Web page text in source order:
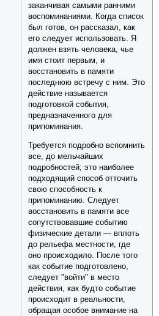
заканчивая самыми ранними
воспоминаниями. Когда список
был готов, он рассказал, как
его следует использовать. Я
должен взять человека, чье
имя стоит первым, и
восстановить в памяти
последнюю встречу с ним. Это
действие называется
подготовкой события,
предназначенного для
припоминания.
Требуется подробно вспомнить
все, до мельчайших
подробностей; это наиболее
подходящий способ отточить
свою способность к
припоминанию. Следует
восстановить в памяти все
сопутствовавшие событию
физические детали — вплоть
до рельефа местности, где
оно происходило. После того
как событие подготовлено,
следует "войти" в место
действия, как будто событие
происходит в реальности,
обращая особое внимание на